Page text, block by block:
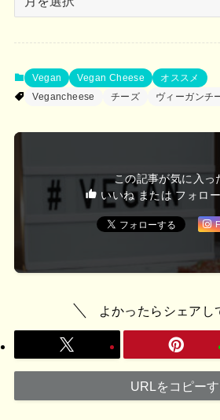
ブ Vegan Vegan Cheese
オススメ
Vegancheese
チーズ ヴィーガンチ
この記事が気に入っ
いいね または フォロー
よかったらシェアし
URLをコピー